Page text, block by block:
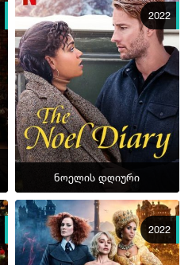
2022
ნოელის დღიური
2022